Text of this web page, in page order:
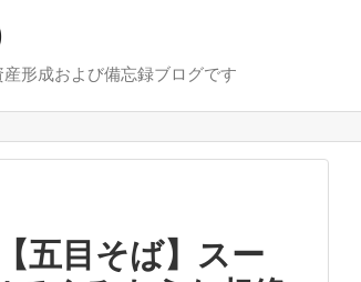
形成および備忘録ブログです
五目そば】スー